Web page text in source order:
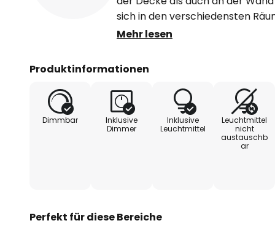
sich in den verschiedensten
nutzen. Die drei zylindrischen
einen kleinen Schalter am
universalweißes Licht mit 4.000
dimmen, und zwar ohne die
über den vorhandenen
Betätigung kann das Licht in
Mehr lesen
Produktinformationen
Dimmbar
Inklusive
Dimmer
Inklusive
Leuchtmittel
Leuchtmittel
nicht
austauschb
ar
Perfekt für diese Bereiche